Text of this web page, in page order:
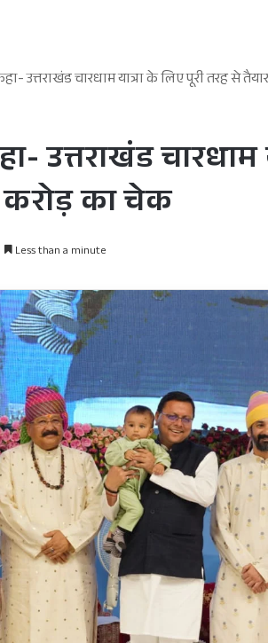
उत्तराखंड चारधाम यात्रा के लिए पूरी तरह से
उत्तराखंड
करोड़ का चेक
Less than a minute